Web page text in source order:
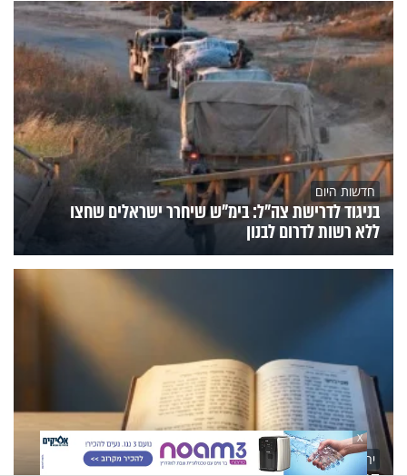
חדשות היום
בניגוד לדרישת צה"ל: בימ"ש שיחרר ישראלים שחצו
ללא רשות לדרום לבנון
יהדות
X